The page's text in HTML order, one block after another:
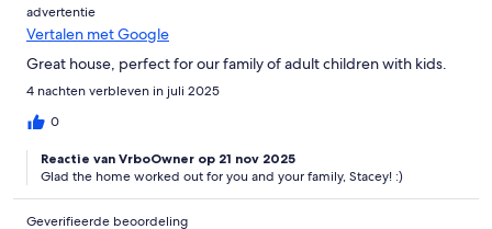
advertentie
Vertalen met Google
Great house, perfect for our family of adult children with kids.
4 nachten verbleven in juli 2025
0
Reactie van VrboOwner op 21 nov 2025
Glad the home worked out for you and your family, Stacey! :)
Geverifieerde beoordeling